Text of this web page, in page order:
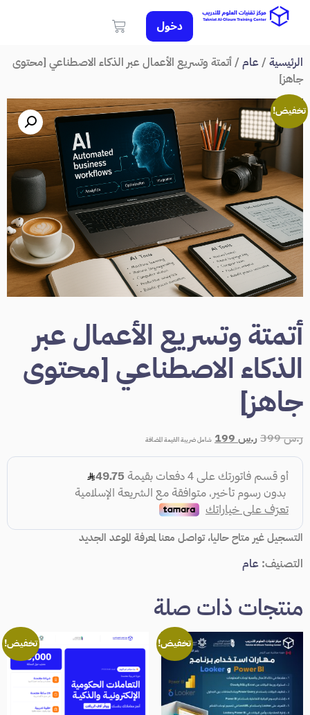
دخول
الرئيسية/عام/ أتمتة وتسريع الأعمال عبر الذكاء الاصطناعي [محتوى
جاهز]
تخفيض!
أتمتة وتسريع الأعمال عبر
الذكاء الاصطناعي [محتوى
جاهز]
ر.س399 ر.س شامل ضريبة القيمة المضافة
التسجيل غير متاح حاليا، تواصل معنا لمعرفة الموعد الجديد
التصنيف: عام
منتجات ذات صلة
تخفيض! تخفيض!